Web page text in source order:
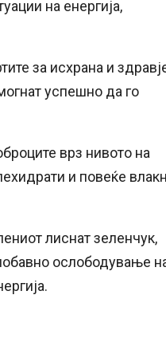
на енергија,
за исхрана и
успешно да го
врз нивото на
и повеќе
лиснат зеленчук,
ослободување